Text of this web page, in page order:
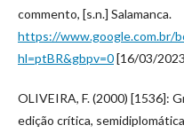
commento, [s.n.] Salamanca.
https://www.google.com.br/
hl=ptBR&gbpv=0[16/03/
OLIVEIRA, F. (2000) [1536]:
edição crítica,